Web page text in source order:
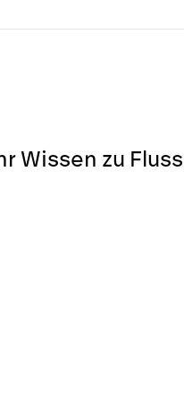
Wissen zu